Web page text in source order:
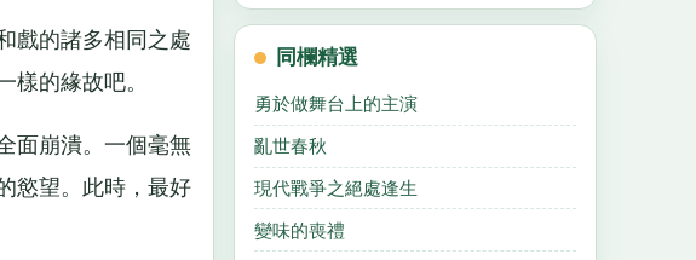
戲的諸多相同之處
的緣故吧。
面崩潰。一個毫無
慾望。此時，最好
同欄精選
勇於做舞台上的主演
亂世春秋
現代戰爭之絕處逢生
變味的喪禮